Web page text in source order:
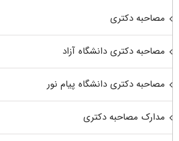
مصاحبه دکتری
مصاحبه دکتری دانشگاه آزاد
مصاحبه دکتری دانشگاه پیام نور
مدارک مصاحبه دکتری